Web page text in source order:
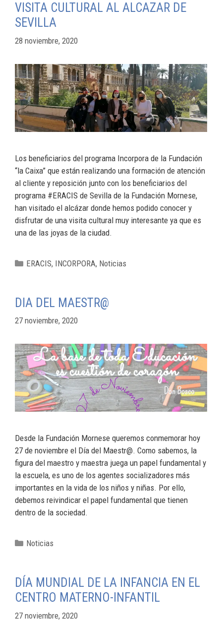
VISITA CULTURAL AL ALCAZAR DE
SEVILLA
28 noviembre, 2020
Los beneficiarios del programa Incorpora de la Fundación
“la Caixa” que están realizando una formación de atención
al cliente y reposición junto con los beneficiarios del
programa #ERACIS de Sevilla de la Fundación Mornese,
han visitado el alcázar donde hemos podido conocer y
disfrutar de una visita cultural muy interesante ya que es
una de las joyas de la ciudad.
ERACIS, INCORPORA, Noticias
DIA DEL MAESTR@
27 noviembre, 2020
Desde la Fundación Mornese queremos conmemorar hoy
27 de noviembre el Día del Maestr@. Como sabemos, la
figura del maestro y maestra juega un papel fundamental y
la escuela, es uno de los agentes socializadores más
importantes en la vida de los niños y niñas. Por ello,
debemos reivindicar el papel fundamental que tienen
dentro de la sociedad.
Noticias
DÍA MUNDIAL DE LA INFANCIA EN EL
CENTRO MATERNO-INFANTIL
27 noviembre, 2020